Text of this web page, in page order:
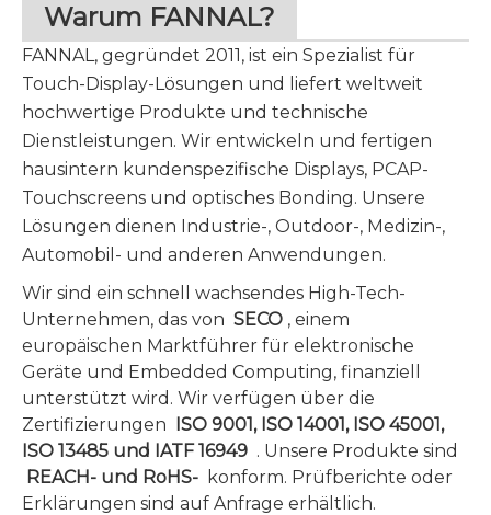
Warum FANNAL?
FANNAL, gegründet 2011, ist ein Spezialist für
Touch-Display-Lösungen und liefert weltweit
hochwertige Produkte und technische
Dienstleistungen. Wir entwickeln und fertigen
hausintern kundenspezifische Displays, PCAP-
Touchscreens und optisches Bonding. Unsere
Lösungen dienen Industrie-, Outdoor-, Medizin-,
Automobil- und anderen Anwendungen.
Wir sind ein schnell wachsendes High-Tech-
Unternehmen, das von SECO , einem
europäischen Marktführer für elektronische
Geräte und Embedded Computing, finanziell
unterstützt wird. Wir verfügen über die
Zertifizierungen ISO 9001, ISO 14001, ISO 45001,
ISO 13485 und IATF 16949 . Unsere Produkte sind
REACH- und RoHS- konform. Prüfberichte oder
Erklärungen sind auf Anfrage erhältlich.